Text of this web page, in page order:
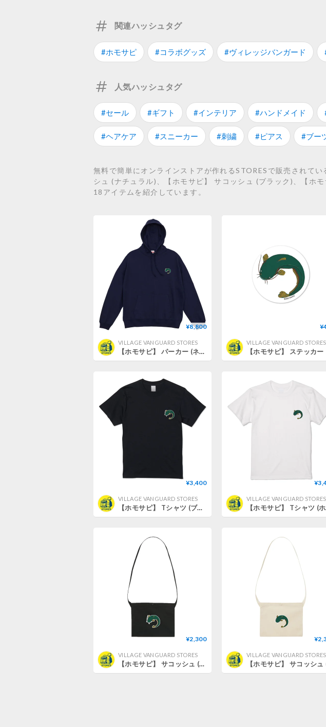
関連ハッシュタグ
#ホモサピ #コラボグッズ #ヴィレッジバンガード
人気ハッシュタグ
#セール #ギフト #インテリア #ハンドメイド
#ヘアケア #スニーカー #刺繍 #ピアス #ブー
無料で簡単にオンラインストアが作れるSTORESで販売されて
シュ (ナチュラル)、【ホモサピ】 サコッシュ (ブラック)、【ホ
18アイテムを紹介しています。
¥8,800
VILLAGE VANGUARD STORES
【ホモサピ】 パーカー (ネイビー) (ホモサピナマズ) (M)
VILLAGE VANGUARD STORES
【ホモサピ】 ステッカー
¥3,400
VILLAGE VANGUARD STORES
【ホモサピ】 Tシャツ (ブラック) (ホモサピナマズ) (L)
VILLAGE VANGUARD STORES
【
¥2,300
VILLAGE VANGUARD STORES
【ホモサピ】 サコッシュ (ブラック)
VILLAGE VANGUARD STORES